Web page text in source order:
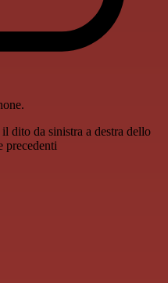
dito da sinistra a destra dello
precedenti